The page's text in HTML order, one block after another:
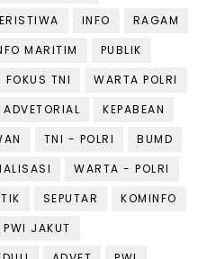
INFO
RAGAM
MARITIM
PUBLIK
FOKUS TNI
WARTA POLRI
ADVETORIAL
KEPABEAN
TNI - POLRI
BUMD
WARTA - POLRI
SEPUTAR
KOMINFO
PWI JAKUT